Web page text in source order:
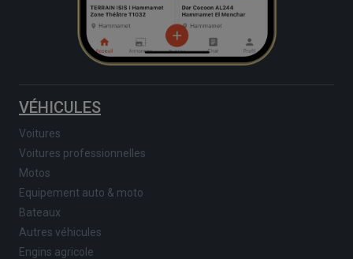
VÉHICULES
Voitures
Voitures professionnelles
Motos
Equipement auto & moto
Bateaux
Autres véhicules
Engins agricole